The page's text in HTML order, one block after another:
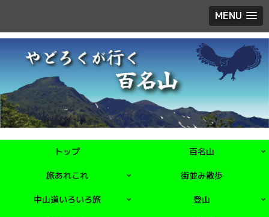
MENU
トップ 百名山
旅あれこれ 街並み散歩
中山道いろいろ旅 登山